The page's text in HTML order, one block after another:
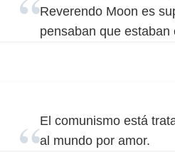
Reverendo Moon es
pensaban que
El comunismo está
al mundo por amor.